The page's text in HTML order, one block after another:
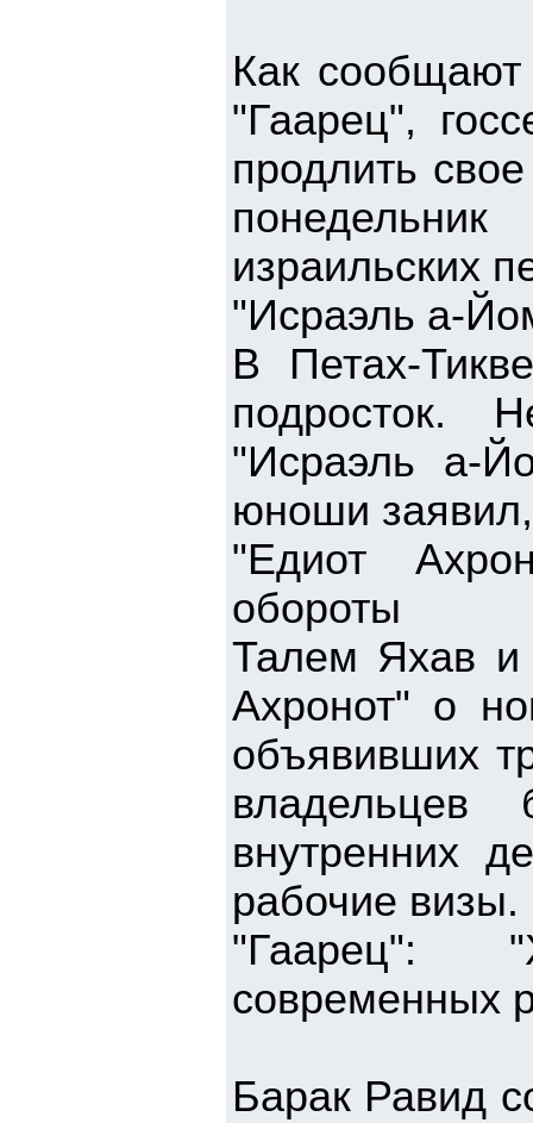
Как
"Гаарец",
продлить
израильских
"Исраэль а-
В Петах-
подросток.
"Исраэль а-
юноши
"Едиот
обороты
Талем Яхав и
Ахронот" о
объявивших
владельцев
внутренних
рабочие визы.
"Гаарец":
современных
Барак Равид